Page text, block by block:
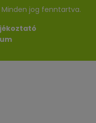
jog fenntartva.